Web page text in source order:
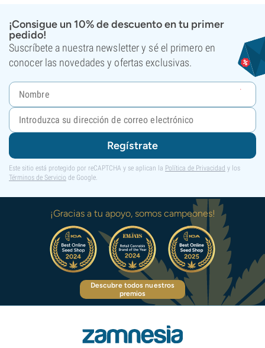
¡Consigue un 10% de descuento en tu primer
pedido!
Suscríbete a nuestra newsletter y sé el primero en
conocer las novedades y ofertas exclusivas.
Regístrate
Este sitio está protegido por reCAPTCHA y se aplican la Política de Privacidad y los
Términos de Servicio de Google.
¡Gracias a tu apoyo, somos campeones!
Descubre todos nuestros
premios